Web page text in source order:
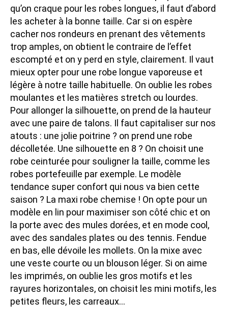
qu’on craque pour les robes longues, il faut d’abord
les acheter à la bonne taille. Car si on espère
cacher nos rondeurs en prenant des vêtements
trop amples, on obtient le contraire de l’effet
escompté et on y perd en style, clairement. Il vaut
mieux opter pour une robe longue vaporeuse et
légère à notre taille habituelle. On oublie les robes
moulantes et les matières stretch ou lourdes.
Pour allonger la silhouette, on prend de la hauteur
avec une paire de talons. Il faut capitaliser sur nos
atouts : une jolie poitrine ? on prend une robe
décolletée. Une silhouette en 8 ? On choisit une
robe ceinturée pour souligner la taille, comme les
robes portefeuille par exemple. Le modèle
tendance super confort qui nous va bien cette
saison ? La maxi robe chemise ! On opte pour un
modèle en lin pour maximiser son côté chic et on
la porte avec des mules dorées, et en mode cool,
avec des sandales plates ou des tennis. Fendue
en bas, elle dévoile les mollets. On la mixe avec
une veste courte ou un blouson léger. Si on aime
les imprimés, on oublie les gros motifs et les
rayures horizontales, on choisit les mini motifs, les
petites fleurs, les carreaux…